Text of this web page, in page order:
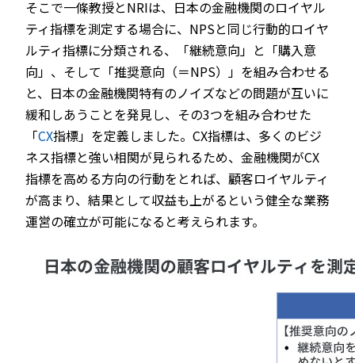
そこで一條教授とNRIは、日本の金融機関のロイヤル
ティ指標を測定する場合に、NPSと同じ行動的ロイヤ
ルティ指標に分類される、「継続意向」と「購入意
向」、そして「推奨意向（＝NPS）」を組み合わせる
と、日本の金融機関特有のノイズなどの問題が互いに
緩和しあうことを発見し、その3つを組み合わせた
「CX指標」を定義しました。CX指標は、多くのビジ
ネス指標と強い相関が見られるため、金融機関がCX
指標を高める方向の行動をとれば、顧客ロイヤルティ
が高まり、結果として収益も上がるという健全な業務
運営の確立が可能になると考えられます。